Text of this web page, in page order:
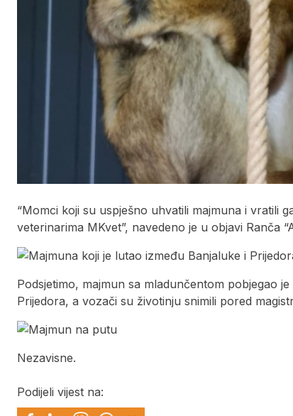
“Momci koji su uspješno uhvatili majmuna i vratili
veterinarima MKvet”, navedeno je u objavi Ranča
Podsjetimo, majmun sa mladunčentom pobjegao
Prijedora, a vozači su životinju snimili pored
Nezavisne.
Podijeli vijest na: